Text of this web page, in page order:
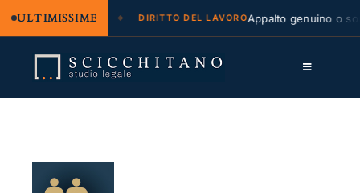
ULTIMISSIME
e regresso DIRITTO DEL LAVOROAppalto genuino o
contenuto
Toggle
Servizi